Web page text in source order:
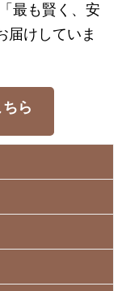
最も賢く、安
届けしていま
ら